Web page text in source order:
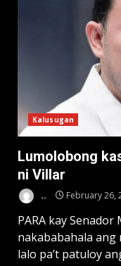
Kalusugan
Lumolobong
ni Villar
.. February 26,
PARA kay
nakababahala ang
lalo pa’t patuloy